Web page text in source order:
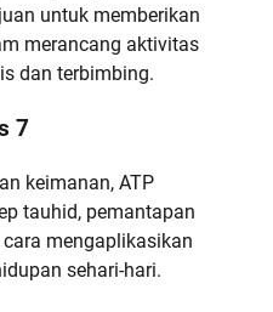
untuk memberikan
merancang aktivitas
dan terbimbing.
7
keimanan, ATP
tauhid, pemantapan
mengaplikasikan
sehari-hari.